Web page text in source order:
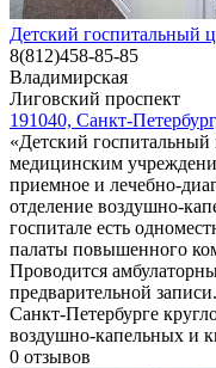
Детский госпитальный
8(812)458-85-85
Владимирская
Лиговский проспект
191040, Санкт-
«Детский госпитальный
медицинским
приемное и лечебно-
отделение воздушно-
госпитале есть
палаты повышенного
Проводится
предварительной
Санкт-Петербурге
воздушно-капельных и
0 отзывов